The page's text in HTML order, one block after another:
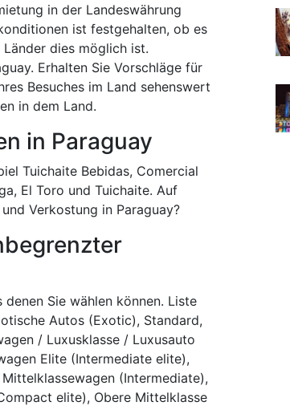
in der Landeswährung
ist festgehalten, ob es
dies möglich ist.
Erhalten Sie Vorschläge für
Besuches im Land sehenswert
in dem Land.
in Paraguay
Tuichaite Bebidas, Comercial
El Toro und Tuichaite. Auf
Verkostung in Paraguay?
Sie wählen können. Liste
Autos (Exotic), Standard,
/ Luxusklasse / Luxusauto
Elite (Intermediate elite),
(Intermediate),
elite), Obere Mittelklasse